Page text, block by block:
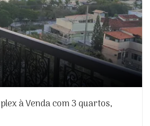
à Venda com 3 quartos,